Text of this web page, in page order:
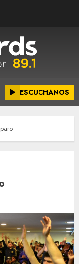
ESCUCHANOS